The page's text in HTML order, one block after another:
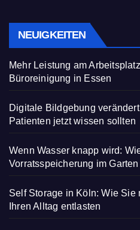
NEUIGKEITEN
Mehr Leistung am
Büroreinigung in Essen
Digitale Bildgebung
Patienten jetzt wissen sollten
Wenn Wasser knapp wird:
Vorratsspeicherung im
Self Storage in Köln: Wie Sie
Ihren Alltag entlasten